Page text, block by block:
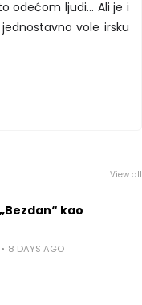
odećom ljudi... Ali je i
vole irsku
View all
kao
8 DAYS AGO